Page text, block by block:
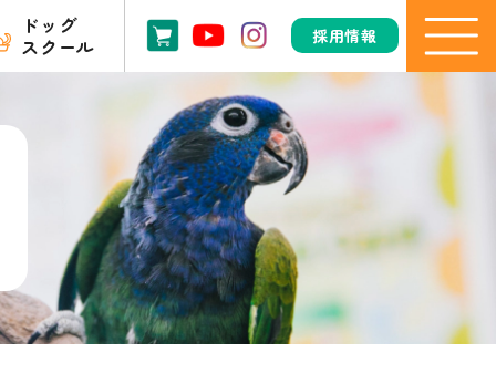
ドッグ
スクール
採用情報